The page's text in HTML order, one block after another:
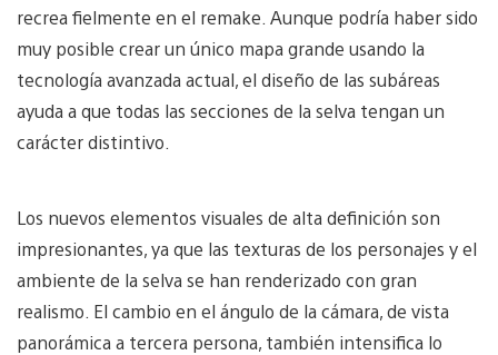
recrea fielmente en el remake. Aunque podría haber sido
muy posible crear un único mapa grande usando la
tecnología avanzada actual, el diseño de las subáreas
ayuda a que todas las secciones de la selva tengan un
carácter distintivo.
Los nuevos elementos visuales de alta definición son
impresionantes, ya que las texturas de los personajes y el
ambiente de la selva se han renderizado con gran
realismo. El cambio en el ángulo de la cámara, de vista
panorámica a tercera persona, también intensifica lo